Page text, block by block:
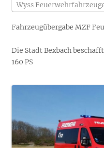
Wyss
Fahrzeugübergabe MZF
Die Stadt Bexbach
160 PS